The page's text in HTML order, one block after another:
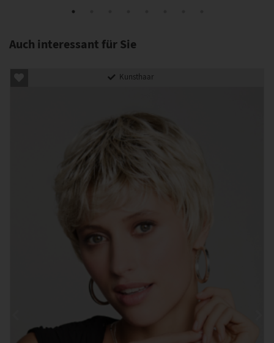
Auch interessant für Sie
Kunsthaar